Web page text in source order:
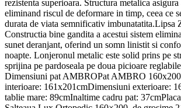
rezistenta superioara. Structura metalica
eliminand riscul de deformare in timp, ceea ce
durata de viata semnificativ imbunatatita.Lipsa
Constructia bine gandita a acestui sistem
sunet deranjant, oferind un somn linistit si
noapte. Lonjeronul metalic este solid prins pe
sprijina pe pardoseala pe doua picioare
Dimensiuni pat AMBROPat AMBRO
interioare: 161x201cmDimensiuni exterioare:
tablie mare: 89cmInaltime cadru pat: